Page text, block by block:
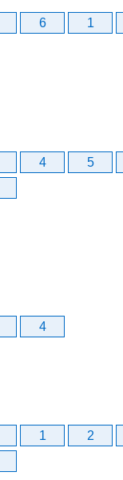
6 1
4 5
4
1 2